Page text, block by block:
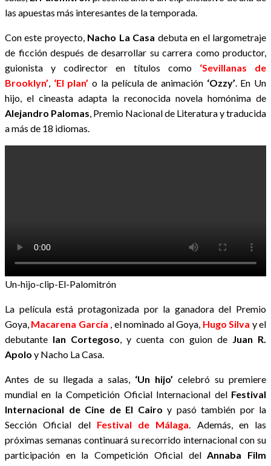
las apuestas más interesantes de la temporada.
Con este proyecto, Nacho La Casa debuta en el largometraje
de ficción después de desarrollar su carrera como productor,
guionista y codirector en títulos como ‘Sevillanas de
Brooklyn’, ‘El plan’o la película de animación ‘Ozzy’.En Un
hijo, el cineasta adapta la reconocida novela homónima de
Alejandro Palomas, Premio Nacional de Literatura y traducida
a más de 18 idiomas.
Un-hijo-clip-El-Palomitrón
La película está protagonizada por la ganadora del Premio
Goya, Macarena García , el nominado al Goya, Hugo Silva y el
debutante Ian Cortegoso, y cuenta con guion deJuan R.
Apolo y Nacho La Casa.
Antes de su llegada a salas, ‘Un hijo’ celebró su premiere
mundial en la Competición Oficial Internacional del Festival
Internacional de Cine de El Cairo y pasó también por la
Sección Oficial del Festival de Málaga. Además, en las
próximas semanas continuará su recorrido internacional con su
participación en la Competición Oficial delAnnaba Film